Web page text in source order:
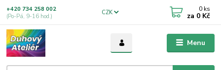
Menu
CZK
+420 734 258 002
(Po-Pá, 9-16 hod.)
0 ks
za 0 Kč